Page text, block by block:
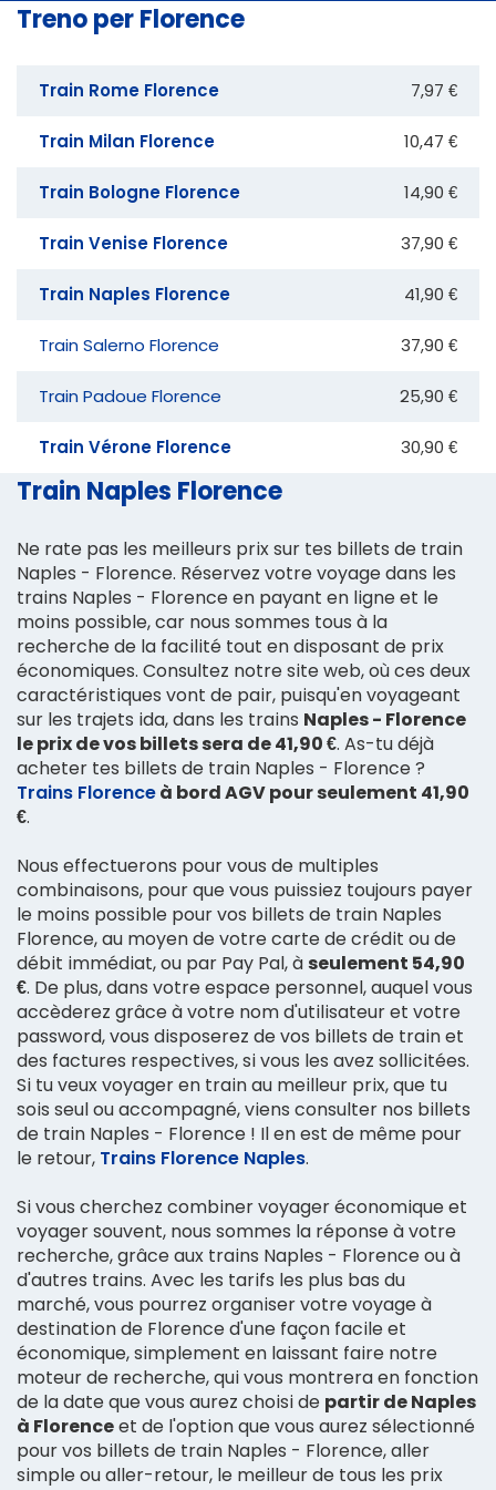
Treno per Florence
Train Rome Florence 7,97 €
Train Milan Florence 10,47 €
Train Bologne Florence 14,90 €
Train Venise Florence 37,90 €
Train Naples Florence 41,90 €
Train Salerno Florence 37,90 €
Train Padoue Florence 25,90 €
Train Vérone Florence 30,90 €
Train Naples Florence
Ne rate pas les meilleurs prix sur tes billets de train
Naples - Florence. Réservez votre voyage dans les
trains Naples - Florence en payant en ligne et le
moins possible, car nous sommes tous à la
recherche de la facilité tout en disposant de prix
économiques. Consultez notre site web, où ces deux
caractéristiques vont de pair, puisqu'en voyageant
sur les trajets ida, dans les trains Naples - Florence
le prix de vos billets sera de 41,90 €. As-tu déjà
acheter tes billets de train Naples - Florence ?
Trains Florenceà bord AGV pour seulement 41,90
€.
Nous effectuerons pour vous de multiples
combinaisons, pour que vous puissiez toujours payer
le moins possible pour vos billets de train Naples
Florence, au moyen de votre carte de crédit ou de
débit immédiat, ou par Pay Pal, àseulement 54,90
€. De plus, dans votre espace personnel, auquel vous
accèderez grâce à votre nom d'utilisateur et votre
password, vous disposerez de vos billets de train et
des factures respectives, si vous les avez sollicitées.
Si tu veux voyager en train au meilleur prix, que tu
sois seul ou accompagné, viens consulter nos billets
de train Naples - Florence ! Il en est de même pour
le retour, Trains Florence Naples.
Si vous cherchez combiner voyager économique et
voyager souvent, nous sommes la réponse à votre
recherche, grâce aux trains Naples - Florence ou à
d'autres trains. Avec les tarifs les plus bas du
marché, vous pourrez organiser votre voyage à
destination de Florence d'une façon facile et
économique, simplement en laissant faire notre
moteur de recherche, qui vous montrera en fonction
de la date que vous aurez choisi de partir de Naples
à Florenceet de l'option que vous aurez sélectionné
pour vos billets de train Naples - Florence, aller
simple ou aller-retour, le meilleur de tous les prix